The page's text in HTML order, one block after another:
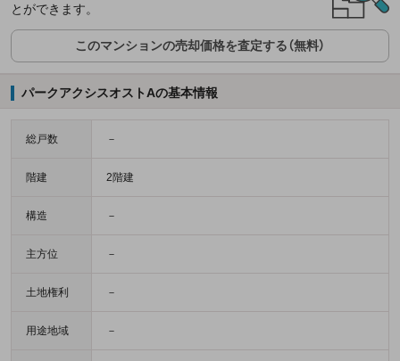
とができます。
このマンションの売却価格を査定する（無料）
パークアクシスオストAの基本情報
総戸数 －
階建 2階建
構造 －
主方位 －
土地権利 －
用途地域 －